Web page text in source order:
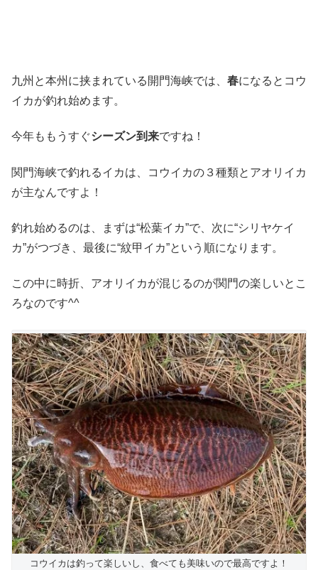
九州と本州に挟まれている開門海峡では、 春になるとコウ
イカが釣れ始めます。
今年ももうすぐシーズン到来ですね！
関門海峡で釣れるイカは、コウイカの３種類とアオリイカ
が主なんですよ！
釣れ始めるのは、まずは“松葉イカ”で、次に“シリヤケイ
カ”がつづき、最後に“紋甲イカ”という順になります。
この中に時折、アオリイカが混じるのが関門の楽しいとこ
ろなのです^^
コウイカは釣って楽しいし、食べても美味いので最高ですよ！